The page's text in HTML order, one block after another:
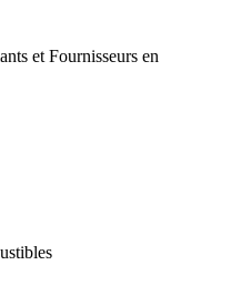
et Fournisseurs en